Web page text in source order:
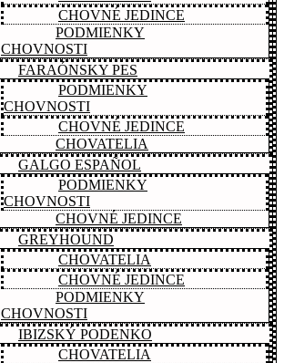
CHOVNÉ JEDINCE
PODMIENKY
CHOVNOSTI
FARAÓNSKY PES
PODMIENKY
CHOVNOSTI
CHOVNÉ JEDINCE
CHOVATELIA
GALGO ESPAÑOL
PODMIENKY
CHOVNOSTI
CHOVNÉ JEDINCE
GREYHOUND
CHOVATELIA
CHOVNÉ JEDINCE
PODMIENKY
CHOVNOSTI
IBIZSKÝ PODENKO
CHOVATELIA